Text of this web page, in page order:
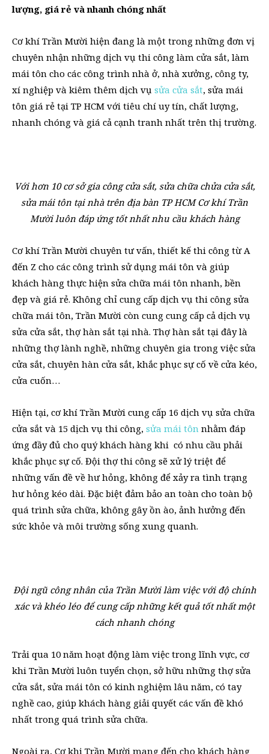
lượng, giá rẻ và nhanh chóng nhất
Cơ khí Trần Mười hiện đang là một trong những đơn vị
chuyên nhận những dịch vụ thi công làm cửa sắt, làm
mái tôn cho các công trình nhà ở, nhà xưởng, công ty,
xí nghiệp và kiêm thêm dịch vụ sửa cửa sắt, sửa mái
tôn giá rẻ tại TP HCM với tiêu chí uy tín, chất lượng,
nhanh chóng và giá cả cạnh tranh nhất trên thị trường.
Với hơn 10 cơ sở gia công cửa sắt, sửa chữa chửa cửa sắt,
sửa mái tôn tại nhà trên địa bàn TP HCM Cơ khí Trần
Mười luôn đáp ứng tốt nhất nhu cầu khách hàng
Cơ khí Trần Mười chuyên tư vấn, thiết kế thi công từ A
đến Z cho các công trình sử dụng mái tôn và giúp
khách hàng thực hiện sửa chữa mái tôn nhanh, bền
đẹp và giá rẻ. Không chỉ cung cấp dịch vụ thi công sửa
chữa mái tôn, Trần Mười còn cung cung cấp cả dịch vụ
sửa cửa sắt, thợ hàn sắt tại nhà. Thợ hàn sắt tại đây là
những thợ lành nghề, những chuyên gia trong việc sửa
cửa sắt, chuyên hàn cửa sắt, khắc phục sự cố về cửa kéo,
cửa cuốn…
Hiện tại, cơ khí Trần Mười cung cấp 16 dịch vụ sửa chữa
cửa sắt và 15 dịch vụ thi công, sửa mái tôn nhằm đáp
ứng đầy đủ cho quý khách hàng khi có nhu cầu phải
khắc phục sự cố. Đội thợ thi công sẽ xử lý triệt để
những vấn đề về hư hỏng, không để xảy ra tình trạng
hư hỏng kéo dài. Đặc biệt đảm bảo an toàn cho toàn bộ
quá trình sửa chữa, không gây ồn ào, ảnh hưởng đến
sức khỏe và môi trường sống xung quanh.
Đội ngũ công nhân của Trần Mười làm việc với độ chính
xác và khéo léo để cung cấp những kết quả tốt nhất một
cách nhanh chóng
Trải qua 10 năm hoạt động làm việc trong lĩnh vực, cơ
khi Trần Mười luôn tuyển chọn, sở hữu những thợ sửa
cửa sắt, sửa mái tôn có kinh nghiệm lâu năm, có tay
nghề cao, giúp khách hàng giải quyết các vấn đề khó
nhất trong quá trình sửa chữa.
Ngoài ra, Cơ khi Trần Mười mang đến cho khách hàng